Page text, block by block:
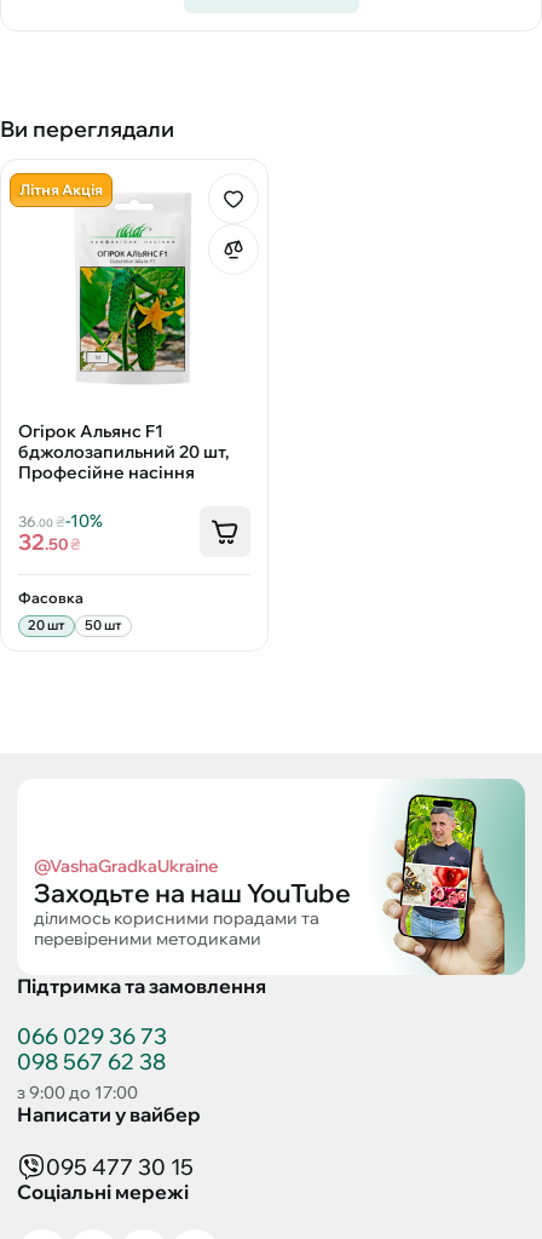
Ви переглядали
Літня Акція
Огірок Альянс F1
бджолозапильний 20 шт,
Професійне насіння
36 .00₴-10%
32.50₴
Фасовка
20 шт 50 шт
@VashaGradkaUkraine
Заходьте на наш YouTube
ділимось корисними порадами та
перевіреними методиками
Підтримка та замовлення
066 029 36 73
098 567 62 38
з 9:00 до 17:00
Написати у вайбер
095 477 30 15
Соціальні мережі